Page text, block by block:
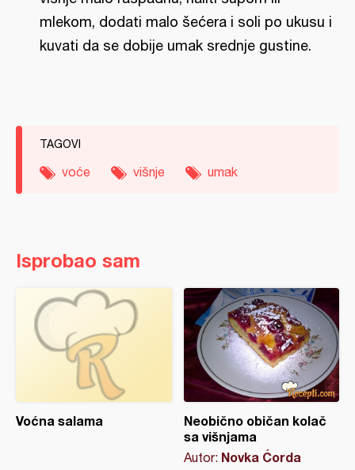
mlekom, dodati malo šećera i soli po ukusu i
kuvati da se dobije umak srednje gustine.
TAGOVI
voće višnje umak
Isprobao sam
Voćna salama
Neobično običan kolač
sa višnjama
Autor: Novka Ćorda